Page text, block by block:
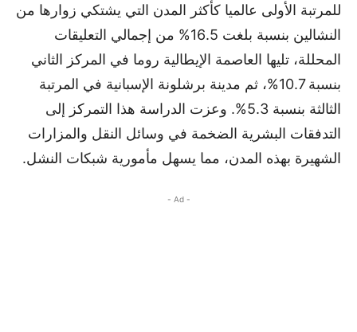
للمرتبة الأولى عالميا كأكثر المدن التي يشتكي زوارها من
النشالين بنسبة بلغت 16.5% من إجمالي التعليقات
المحللة، تليها العاصمة الإيطالية روما في المركز الثاني
بنسبة 10.7%، ثم مدينة برشلونة الإسبانية في المرتبة
الثالثة بنسبة 5.3%. وعزت الدراسة هذا التمركز إلى
التدفقات البشرية الضخمة في وسائل النقل والمزارات
الشهيرة بهذه المدن، مما يسهل مأمورية شبكات النشل.
- Ad -